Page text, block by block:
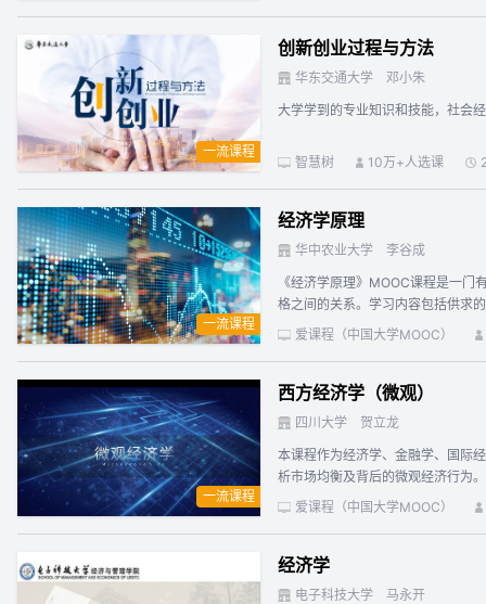
一流课程
创新创业过程与方法
华东交通大学
邓小朱
大学学到的专业知识和技能，社会
智慧树 10万+人选课
一流课程
经济学原理
华中农业大学
李谷成
《经济学原理》MOOC课程是一
格之间的关系。学习内容包括供求
究一个国家整体经济运行及政府
爱课程（中国大学MOOC）
一流课程
西方经济学（微观）
四川大学
贺立龙
本课程作为经济学、金融学、国际
析市场均衡及背后的微观经济行为
观经济运行的本质与规律，形成微
爱课程（中国大学MOOC）
经济学
电子科技大学
马永开